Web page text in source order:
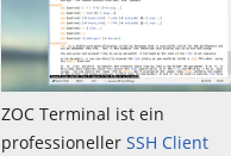
ZOC Terminal ist ein
professioneller SSH Client